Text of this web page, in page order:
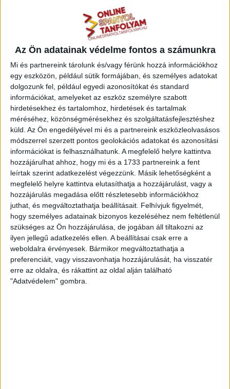
Az Ön adatainak védelme fontos a számunkra
Mi és partnereink tárolunk és/vagy férünk hozzá információkhoz
egy eszközön, például sütik formájában, és személyes adatokat
dolgozunk fel, például egyedi azonosítókat és standard
információkat, amelyeket az eszköz személyre szabott
hirdetésekhez és tartalomhoz, hirdetések és tartalmak
méréséhez, közönségmérésekhez és szolgáltatásfejlesztéshez
küld. Az Ön engedélyével mi és a partnereink eszközleolvasásos
módszerrel szerzett pontos geolokációs adatokat és azonosítási
információkat is felhasználhatunk. A megfelelő helyre kattintva
hozzájárulhat ahhoz, hogy mi és a 1733 partnereink a fent
leírtak szerint adatkezelést végezzünk. Másik lehetőségként a
megfelelő helyre kattintva elutasíthatja a hozzájárulást, vagy a
hozzájárulás megadása előtt részletesebb információkhoz
juthat, és megváltoztathatja beállításait. Felhívjuk figyelmét,
hogy személyes adatainak bizonyos kezeléséhez nem feltétlenül
szükséges az Ön hozzájárulása, de jogában áll tiltakozni az
ilyen jellegű adatkezelés ellen. A beállításai csak erre a
weboldalra érvényesek. Bármikor megváltoztathatja a
preferenciáit, vagy visszavonhatja hozzájárulását, ha visszatér
erre az oldalra, és rákattint az oldal alján található
"Adatvédelem" gombra.
kapcsolatot az ingatlanügynökkel vagy a
tulajdonossal g. A legnagyobb ingatlankereső
oldalak bemutatása h. Gyakorlat: keressünk
együtt lakást a tanultak alapjá
Spanyol minikurzus – Karakterleírások (külső,
belső tulajdonságok)
Hossz: 55 perc
a. Karakterleírások b. Külső és
belső tulajsonságok
Spanyol minikurzus – A spanyol
ábécé és spanyolországi
dialektusok
Hossz: 48 perc